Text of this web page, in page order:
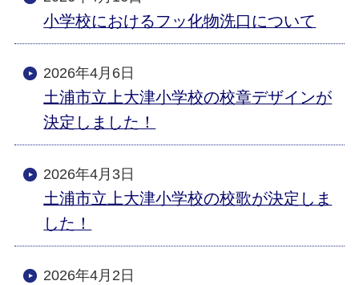
小学校におけるフッ化物洗口について
2026年4月6日
土浦市立上大津小学校の校章デザインが
決定しました！
2026年4月3日
土浦市立上大津小学校の校歌が決定しま
した！
2026年4月2日